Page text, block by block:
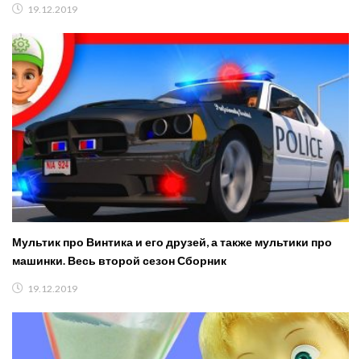
19.12.2019
Мультик про Винтика и его друзей, а также мультики про
машинки. Весь второй сезон Сборник
19.12.2019